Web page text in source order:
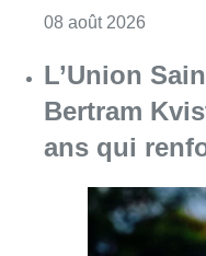
08 août 2026
L’Union
Bertram
ans qui